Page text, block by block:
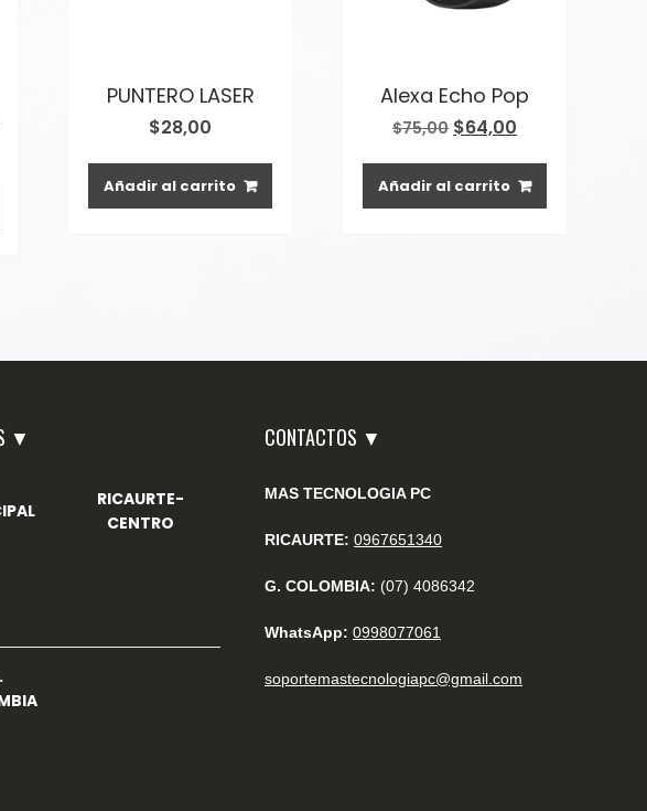
PUNTERO LASER
$28,00
Añadir al carrito
Alexa Echo Pop
$75,00 El
original
era:
$64,00
actual
es:
Añadir al carrito
▼
RICAURTE-
CENTRO
CONTACTOS ▼
MAS TECNOLOGIA PC
RICAURTE: 0967651340
G. COLOMBIA: (07) 4086342
WhatsApp: 0998077061
soportemastecnologiapc@gmail.com